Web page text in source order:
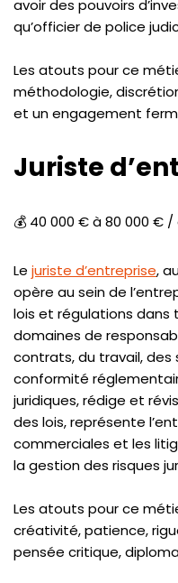
avoir des pouvoirs
qu’officier de police
Les atouts pour ce
méthodologie,
et un engagement
Juriste
💰 40 000 € à 80 000 € /
Le juriste d’entreprise,
opère au sein de
lois et régulations dans
domaines de
contrats, du travail, des
conformité
juridiques, rédige et
des lois, représente
commerciales et les
la gestion des risques
Les atouts pour ce
créativité, patience,
pensée critique,